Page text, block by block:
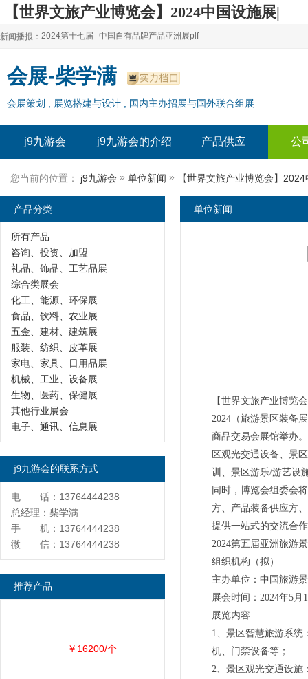
【世界文旅产业博览会】2024中国设施展|
景区设施展-j9九游会
新闻播报：
2024上海自有品牌展--百货展|食品展 零售展|oem展
2024全球自有--品牌产品亚洲展（plf）
2024上海自有品牌展--2024上海oem 贴牌代加工展
2024第十七届--中国自有品牌产品亚洲展plf
2024全球自有--品牌产品亚洲展（plf）
2024年上海--第17届自有品牌展
会展-柴学满
会展策划 , 展览搭建与设计 , 国内主办招展与国外联合组展
j9九游会 j9九游会的介绍 产品供应 公
您当前的位置： j9九游会 » 单位新闻 » 【世界文旅产业博览会】
单位新闻
【世界文旅产业博览
2024（旅游景区装备
商品交易会展馆举办
区观光交通设备、景
训、景区游乐/游艺设
同时，博览会组委会
方、产品装备供应方
提供一站式的交流合
2024第五届亚洲旅游
组织机构（拟）
主办单位：中国旅
展会时间：2024年5
展览内容
1、景区智慧旅游系统
机、门禁设备等；
2、景区观光交通设施
产品分类
所有产品
咨询、投资、加盟
礼品、饰品、工艺品展
综合类展会
化工、能源、环保展
食品、饮料、农业展
五金、建材、建筑展
服装、纺织、皮革展
家电、家具、日用品展
机械、工业、设备展
生物、医药、保健展
其他行业展会
电子、通讯、信息展
j9九游会的联系方式
电 话：13764444238
总经理：柴学满
手 机：13764444238
微 信：13764444238
推荐产品
￥16200/个